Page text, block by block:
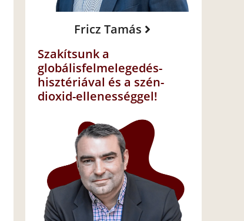
Fricz Tamás
Szakítsunk a
globálisfelmelegedés-
hisztériával és a szén-
dioxid-ellenességgel!